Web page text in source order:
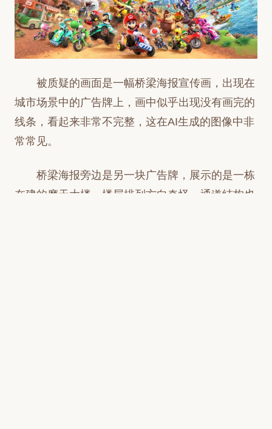
被质疑的画面是一幅桥梁海报宣传画，出现在
城市场景中的广告牌上，画中似乎出现没有画完的
线条，看起来非常不完整，这在AI生成的图像中非
常常见。
桥梁海报旁边是另一块广告牌，展示的是一栋
在建的摩天大楼，楼层排列方向奇怪，通道结构也